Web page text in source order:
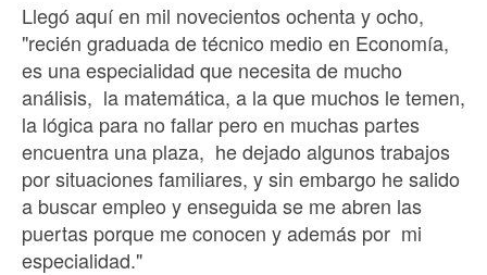
Llegó aquí en mil novecientos ochenta y ocho,
"recién graduada de técnico medio en Economía,
es una especialidad que necesita de mucho
análisis, la matemática, a la que muchos le temen,
la lógica para no fallar pero en muchas partes
encuentra una plaza, he dejado algunos trabajos
por situaciones familiares, y sin embargo he salido
a buscar empleo y enseguida se me abren las
puertas porque me conocen y además por mi
especialidad."